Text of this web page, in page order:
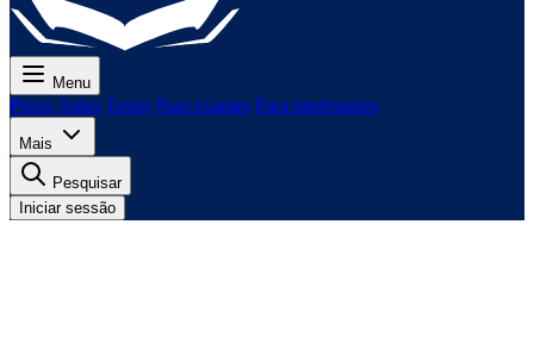
Menu
Preço Aulas Testes Para exames Para professores
Mais
Pesquisar
Iniciar sessão